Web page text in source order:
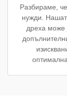
Разбираме,
нужди.
дреха може